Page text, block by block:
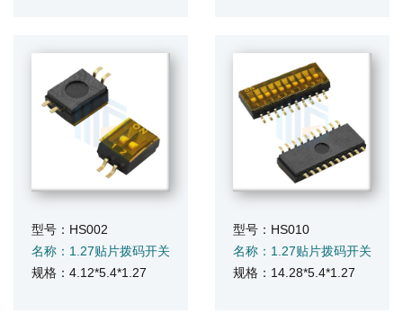
型号：HS002
名称：1.27贴片拨码开关
规格：4.12*5.4*1.27
型号：HS010
名称：1.27贴片拨码开关
规格：14.28*5.4*1.27